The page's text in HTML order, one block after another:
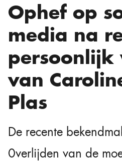
Ophef op
media na
persoonlijk
van
Plas
De recente
0verlijden van de